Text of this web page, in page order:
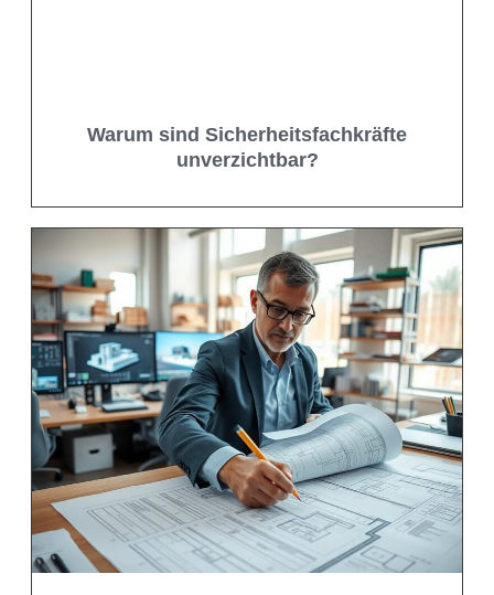
Warum sind Sicherheitsfachkräfte
unverzichtbar?